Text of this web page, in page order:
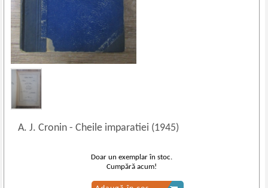
A. J. Cronin- Cheile imparatiei (1945)
Doar un exemplar în stoc.
Cumpără acum!